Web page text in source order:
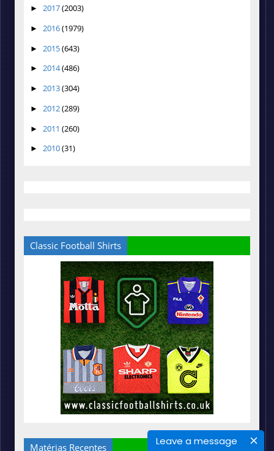
Leave a message
► 2017(2003)
► 2016(1979)
► 2015(643)
► 2014(486)
► 2013(304)
► 2012(289)
► 2011 (260)
► 2010(31)
Classic Football Shirts
Matérias Recentes